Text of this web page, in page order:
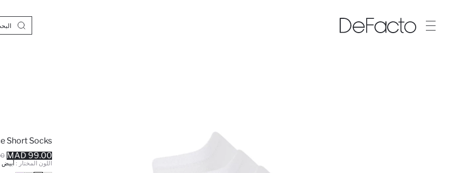
Short Socks
99.00 MAD
اللون المختار : أبيض